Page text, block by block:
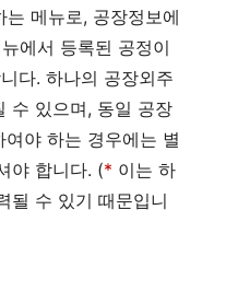
메뉴로, 공장정보에
에서 등록된 공정이
다. 하나의 공장외주
수 있으며, 동일 공장
야 하는 경우에는 별
야 합니다. (* 이는 하
될 수 있기 때문입니